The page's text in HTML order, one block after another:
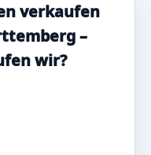
verkaufen
–
wir?